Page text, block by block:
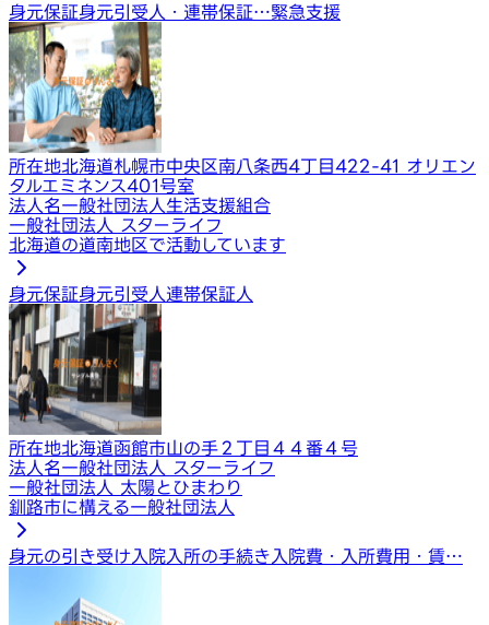
身元保証身元引受人・連帯保証…緊急支援
所在地北海道札幌市中央区南八条西4丁目422-41 オリエン
タルエミネンス401号室
法人名一般社団法人生活支援組合
一般社団法人 スターライフ
北海道の道南地区で活動しています
身元保証身元引受人連帯保証人
所在地北海道函館市山の手２丁目４４番４号
法人名一般社団法人 スターライフ
一般社団法人 太陽とひまわり
釧路市に構える一般社団法人
身元の引き受け 入院入所の手続き 入院費・入所費用・賃…